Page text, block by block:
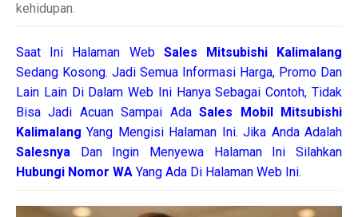
kehidupan.
Saat Ini Halaman Web Sales
Mitsubishi Kalimalang
Sedang Kosong. Jadi Semua Informasi Harga, Promo Dan
Lain Lain Di Dalam Web Ini Hanya Sebagai Contoh, Tidak
Bisa Jadi Acuan Sampai AdaSales Mobil Mitsubishi
KalimalangYang Mengisi Halaman Ini. Jika Anda Adalah
Salesnya Dan Ingin Menyewa Halaman Ini Silahkan
Hubungi Nomor WA Yang Ada Di Halaman Web Ini.